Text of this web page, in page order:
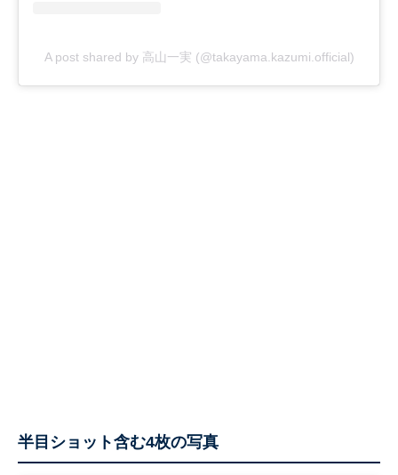
A post shared by 高山一実 (@takayama.kazumi.official)
半目ショット含む4枚の写真